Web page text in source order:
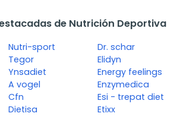
de Nutrición Deportiva
Nutri-sport
Tegor
Ynsadiet
A vogel
Cfn
Dietisa
Dr. schar
Elidyn
Energy feelings
Enzymedica
Esi - trepat diet
Etixx